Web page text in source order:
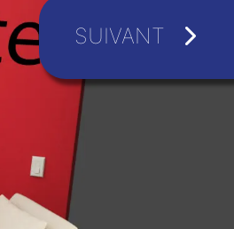
SUIVANT